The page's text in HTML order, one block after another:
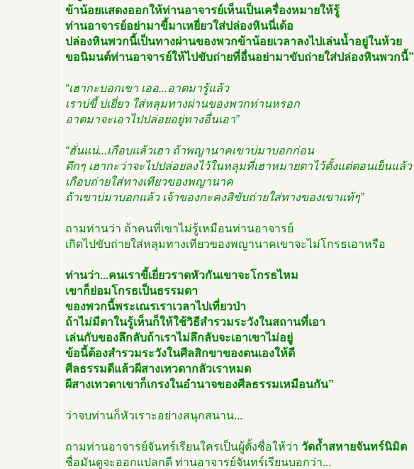
ข้าน้อยแสดงออกให้ท่านอาจารย์เห็นเป็นเครื่องหมายให้รู้
ท่านอาจารย์อย่ามาขี้มาเหยี่ยวใส่ปล่องหินนี่เด้อ
ปล่องหินพวกนี้เป็นทางผ่านของพวกข้าน้อยเวลาลงไปเล่นน้ำอยู่ในห้วย
ขอนิมนต์ท่านอาจารย์ให้ไปขับถ่ายที่อื่นอย่ามาขับถ่ายใส่ปล่องหินพวกนี้”
“เฮากะบอกเขา เออ...อาตมารู้แล้ว
เราบ่ขี้ บ่เยี่ยว ใส่หลุมทางผ่านของพวกท่านหรอก
อาตมาจะเอาไปปล่อยอยู่ทางอื่นเอา”
“ฮั่นแน่...เกือบแล้วเฮา ถ้าพญานาคเขาบ่มาบอกก่อน
ดึกๆ เฮากะว่าจะไปปล่อยลงไว้ในหลุมที่เฮาหมายตาไว้ตั้งแต่ตอนเย็นแล้ว
เกือบถ่ายใส่ทางเทียวของพญานาค
ถ้าเขาบ่มาบอกแล้ว เจ้าของกะคงสิขับถ่ายใส่ทางของเขาแท้ๆ”
ถามท่านว่า ถ้าคนที่เขาไม่รู้เหมือนท่านอาจารย์
เกิดไปขับถ่ายใส่หลุมทางเทียวของพญานาคเขาจะไม่โกรธเอาหรือ
ท่านว่า...คนเราขี้เยี่ยวราดหัวกันเขาจะโกรธไหม
เขาก็ย่อมโกรธเป็นธรรมดา
ของพวกนี้พระเณรเราเวลาไปเที่ยวป่า
ถ้าไม่มีตาในรู้เห็นก็ให้ใช้วิธีสำรวมระวังในสถานที่เอา
เล่นกับของลึกลับถ้าเราไม่ลึกลับจะเอาเขาไม่อยู่
ข้อนี้ต้องสำรวมระวังในศีลสิกขาของตนเองให้ดี
ศีลธรรมดีแล้วผีสางเทวดากลัวเราหมด
ผีสางเทวดาเขาก็เกรงในอำนาจของศีลธรรมเหมือนกัน”
ว่าจบท่านก็หัวเราะอย่างสนุกสนาน...
ถามท่านอาจารย์จันทร์เรียนใครเป็นผู้ตั้งชื่อให้ว่า วัดถ้ำสหายจันทร์นิมิต
ชื่อมันดูจะออกแปลกดี ท่านอาจารย์จันทร์เรียนบอกว่า...